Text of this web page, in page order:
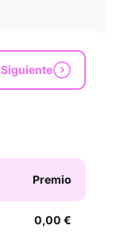
Siguiente
Premio
0,00 €